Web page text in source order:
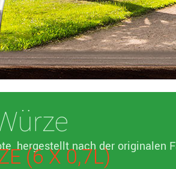
hergestellt nach der originalen
(6 X 0,7L)